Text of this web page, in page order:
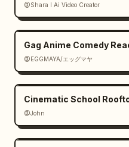
@Shara I Ai Video Creator
Gag Anime Comedy
@EGGMAYA/エッグマヤ
Cinematic School
@John